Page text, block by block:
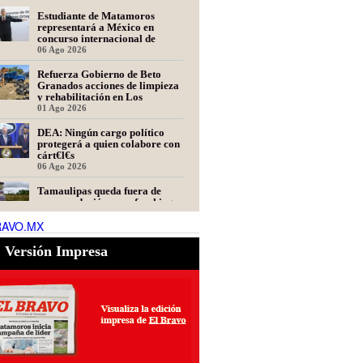
Estudiante de Matamoros
representará a México en
concurso internacional de
oratoria en Perú
06 Ago 2026
Refuerza Gobierno de Beto
Granados acciones de limpieza
y rehabilitación en Los
Presidentes
01 Ago 2026
DEA: Ningún cargo político
protegerá a quien colabore con
cárt€l€s
06 Ago 2026
Tamaulipas queda fuera de
recomendación para fracking
en la cuenca Tampico-Misantla,
informa comité científico
06 Ago 2026
Presidente de Fecanaco
cuestiona retenes en carreteras
de Tamaulipas; afirma que
generan molestias
06 Ago 2026
Versión Impresa